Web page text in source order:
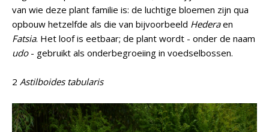
van wie deze plant familie is: de luchtige bloemen zijn qua
opbouw hetzelfde als die van bijvoorbeeld Hederaen
Fatsia. Het loof is eetbaar; de plant wordt - onder de naam
udo- gebruikt als onderbegroeiing in voedselbossen.
2 Astilboides tabularis